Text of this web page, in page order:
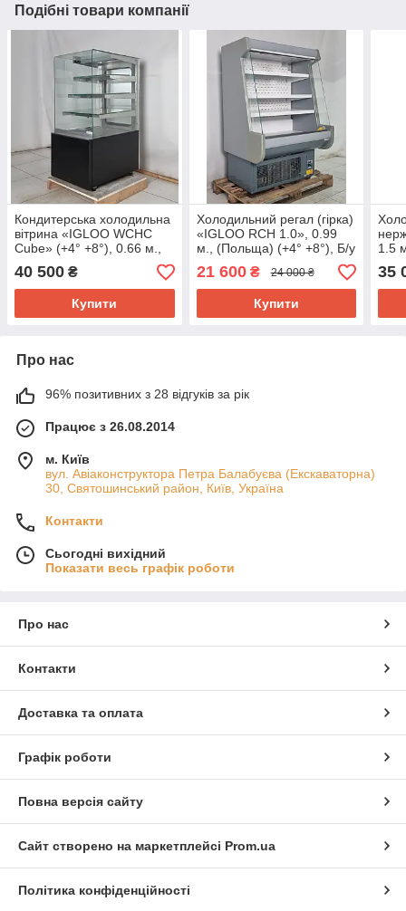
Подібні товари компанії
Кондитерська холодильна
вітрина «IGLOO WCHC
Cube» (+4° +8°), 0.66 м.,
(Польща), викладка 54
см., Б/у
40 500 ₴
Купити
Холодильний регал (гірка)
«IGLOO RCH 1.0», 0.99
м., (Польща) (+4° +8°), Б/у
21 600₴ 24 000 ₴
Купити
1.5
Б/у
35
Про нас
96% позитивних з 28 відгуків за рік
Працює з 26.08.2014
м. Київ
вул. Авіаконструктора Петра Балабуєва (Екскаваторна)
30, Святошинський район, Київ, Україна
Контакти
Сьогодні вихідний
Показати весь графік роботи
Про нас
Контакти
Доставка та оплата
Графік роботи
Повна версія сайту
Сайт створено на маркетплейсі Prom.ua
Політика конфіденційності